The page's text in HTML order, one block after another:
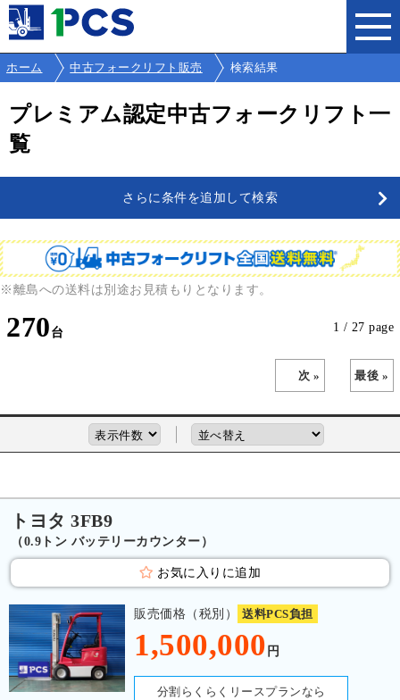
ホーム 中古フォークリフト販売 検索結果
プレミアム認定中古フォークリフト一
覧
さらに条件を追加して検索
※離島への送料は別途お見積もりとなります。
270 1 / 27 page
次 » 最後 »
トヨタ 3FB9
（0.9トン バッテリーカウンター）
お気に入りに追加
販売価格（税別） 送料PCS負担
1,500,000 円
分割らくらくリースプランなら